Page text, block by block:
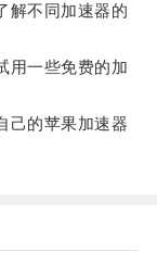
不同加速器的
一些免费的加
的苹果加速器